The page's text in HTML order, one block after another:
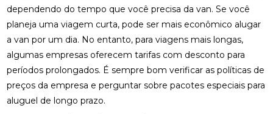
dependendo do tempo que você precisa da van. Se você
planeja uma viagem curta, pode ser mais econômico alugar
a van por um dia. No entanto, para viagens mais longas,
algumas empresas oferecem tarifas com desconto para
períodos prolongados. É sempre bom verificar as políticas de
preços da empresa e perguntar sobre pacotes especiais para
aluguel de longo prazo.